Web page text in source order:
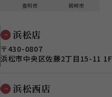
豊明市 岡崎市
浜松店
〒430-0807
浜松市中央区佐藤2丁目15-11 1F
浜松西店